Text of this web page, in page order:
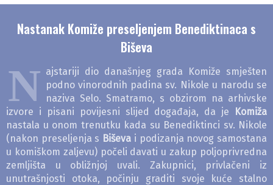
Nastanak Komiže preseljenjem Benediktinaca s
Biševa
N ajstariji dio današnjeg grada Komiže smješten
podno vinorodnih padina sv. Nikole u narodu se
naziva Selo. Smatramo, s obzirom na arhivske
izvore i pisani povijesni slijed događaja, da je
Komiža
nastala u onom trenutku kada su Benediktinci sv. Nikole
(nakon preseljenja s Biševa i podizanja novog samostana
u komiškom zaljevu) počeli davati u zakup poljoprivredna
zemljišta u obližnjoj uvali. Zakupnici, privlačeni iz
unutrašnjosti otoka, počinju graditi svoje kuće stalno